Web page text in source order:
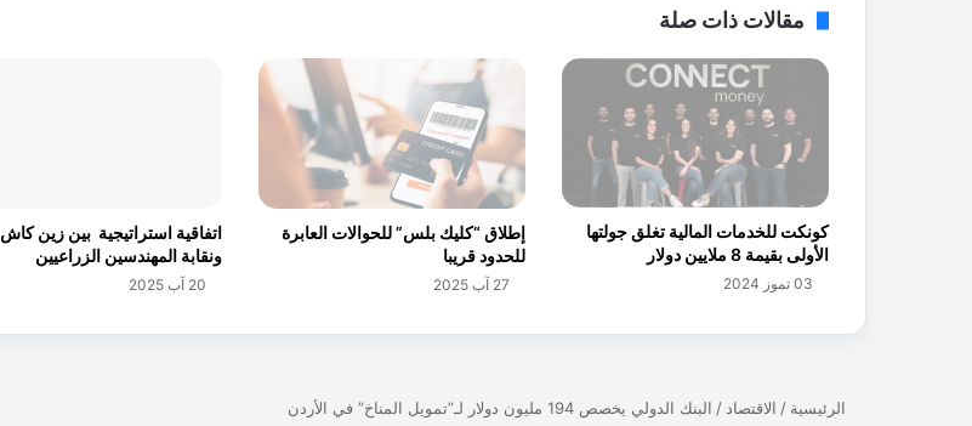
ي
ل
و
م
و
ق
م
ج
ف
ي
م
ع
د
ل
م
ل
مقالات ذات صلة
كونكت للخدمات المالية تغلق جولتها
الأولى بقيمة 8 ملايين دولار
03 تموز 2024
إطلاق “كليك بلس” للحوالات العابرة
للحدود قريبا
27 آب 2025
اتفاقية استراتيجية بين زين كاش
ونقابة المهندسين الزراعيين
20 آب 2025